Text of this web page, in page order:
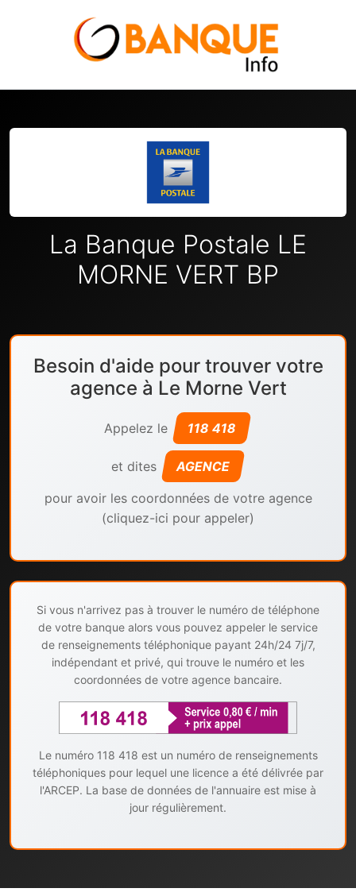
La Banque Postale LE
MORNE VERT BP
Besoin d'aide pour trouver votre
agence à Le Morne Vert
Appelez le 118 418
et dites AGENCE
pour avoir les coordonnées de votre agence
(cliquez-ici pour appeler)
Si vous n'arrivez pas à trouver le numéro de téléphone
de votre banque alors vous pouvez appeler le service
de renseignements téléphonique payant 24h/24 7j/7,
indépendant et privé, qui trouve le numéro et les
coordonnées de votre agence bancaire.
Le numéro 118 418 est un numéro de renseignements
téléphoniques pour lequel une licence a été délivrée par
l'ARCEP. La base de données de l'annuaire est mise à
jour régulièrement.